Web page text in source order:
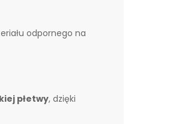
odpornego na
płetwy, dzięki